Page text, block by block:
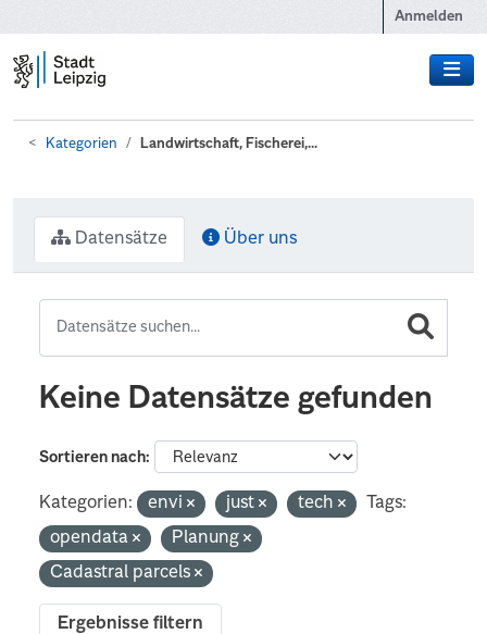
Anmelden
Kategorien Landwirtschaft, Fischerei,...
Datensätze Über uns
Keine Datensätze gefunden
Sortieren nach
Kategorien: envi just tech
Tags:
opendata
Planung
Cadastral parcels
Ergebnisse filtern